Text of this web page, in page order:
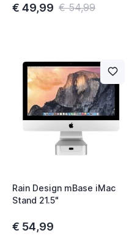
€ 49,99 € 54,99
Rain Design mBase iMac
Stand 21.5"
€ 54,99